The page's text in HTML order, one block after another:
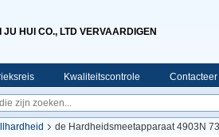
HUI CO., LTD VERVAARDIGEN
Kwaliteitscontrole
de Hardheidsmeetapparaat 4903N